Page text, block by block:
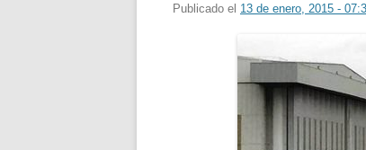
Publicado el 13 de enero, 2015 -